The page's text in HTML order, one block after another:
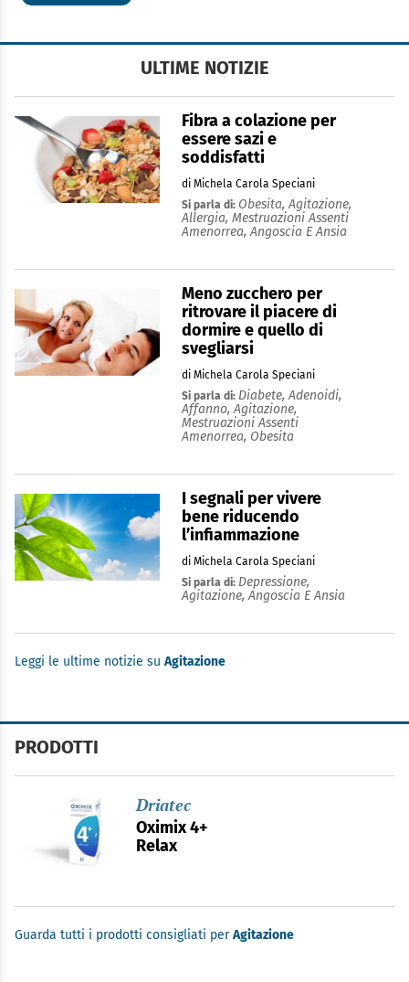
ULTIME NOTIZIE
Fibra a colazione per
essere sazi e
soddisfatti
di Michela Carola Speciani
Si parla di: Obesita,Agitazione,
Allergia,Mestruazioni Assenti
Amenorrea,Angoscia E Ansia
Meno zucchero per
ritrovare il piacere di
dormire e quello di
svegliarsi
di Michela Carola Speciani
Si parla di: Diabete,Adenoidi,
Affanno,Agitazione,
Mestruazioni Assenti
Amenorrea, Obesita
I segnali per vivere
bene riducendo
l’infiammazione
di Michela Carola Speciani
Si parla di: Depressione,
Agitazione,Angoscia E Ansia
Leggi le ultime notizie su Agitazione
PRODOTTI
Driatec
Oximix 4+
Relax
Guarda tutti i prodotti consigliati perAgitazione